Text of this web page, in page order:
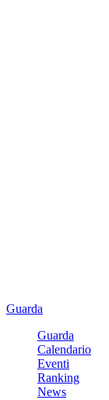
Guarda
Guarda
Calendario
Eventi
Ranking
News